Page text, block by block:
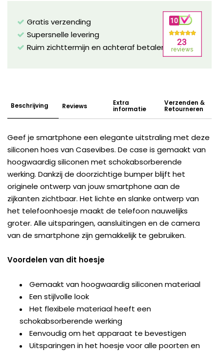
Gratis verzending
Supersnelle levering
Ruim zichttermijn en achteraf betalen mogelijk!
Beschrijving Reviews Extra
informatie
Verzenden &
Retourneren
Geef je smartphone een elegante uitstraling met deze
siliconen hoes van Casevibes. De case is gemaakt van
hoogwaardig siliconen met schokabsorberende
werking. Dankzij de doorzichtige bumper blijft het
originele ontwerp van jouw smartphone aan de
zijkanten zichtbaar. Het lichte en slanke ontwerp van
het telefoonhoesje maakt de telefoon nauwelijks
groter. Alle uitsparingen, aansluitingen en de camera
van de smartphone zijn gemakkelijk te gebruiken.
Voordelen van dit hoesje
Gemaakt van hoogwaardig siliconen materiaal
Een stijlvolle look
Het flexibele materiaal heeft een
schokabsorberende werking
Eenvoudig om het apparaat te bevestigen
Uitsparingen in het hoesje voor alle poorten en